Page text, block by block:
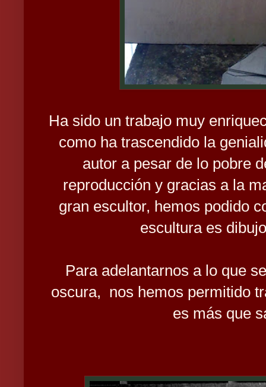
Ha sido un trabajo muy
como ha trascendido la
autor a pesar de lo pobre
reproducción y gracias a la
gran escultor, hemos podido
escultura es
Para adelantarnos a lo que
oscura, nos hemos permitido
es más que